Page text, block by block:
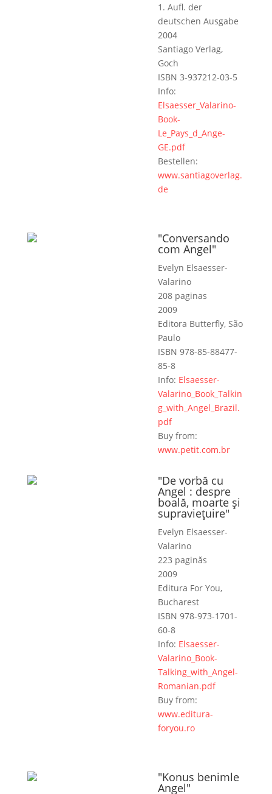
1. Aufl. der
deutschen Ausgabe
2004
Santiago Verlag,
Goch
ISBN 3-937212-03-5
Info:
Elsaesser_Valarino-
Book-
Le_Pays_d_Ange-
GE.pdf
Bestellen:
www.santiagoverlag.
de
"Conversando
com Angel"
Evelyn Elsaesser-
Valarino
208 paginas
2009
Editora Butterfly, São
Paulo
ISBN 978-85-88477-
85-8
Info: Elsaesser-
Valarino_Book_Talkin
g_with_Angel_Brazil.
pdf
Buy from:
www.petit.com.br
"De vorbă cu
Angel : despre
boală, moarte şi
supravieţuire"
Evelyn Elsaesser-
Valarino
223 paginăs
2009
Editura For You,
Bucharest
ISBN 978-973-1701-
60-8
Info: Elsaesser-
Valarino_Book-
Talking_with_Angel-
Romanian.pdf
Buy from:
www.editura-
foryou.ro
"Konus benimle
Angel"